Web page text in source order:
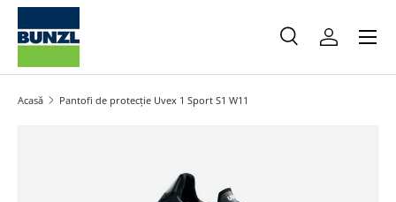
Salt la conținut
Caută
Caută
Meniu
Acasă Pantofi de protecție Uvex 1 Sport S1 W11